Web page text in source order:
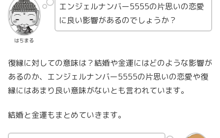
はちまる
エンジェルナンバー5555の片思いの恋愛
に良い影響があるのでしょうか？
復縁に対しての意味は？結婚や金運にはどのような影響が
あるのか、エンジェルナンバー5555の片思いの恋愛や復
縁にはあまり良い意味がないとも言われています。
結婚と金運もまとめていきます。